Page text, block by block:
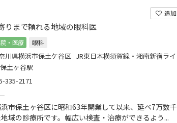
追加
りまで頼れる地域の眼科医
・医療
眼科
川県横浜市保土ケ谷区 JR東日本横須賀線・湘南新宿ライ
土ヶ谷駅
335-2171
市保土ヶ谷区に昭和63年開業して以来、延べ7万数千
域の診療所です。幅広い検査・治療ができるよう...